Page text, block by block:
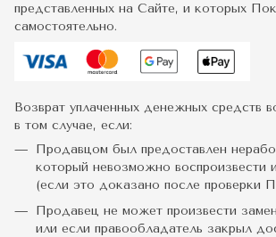
представленных на Сайте, и которых
самостоятельно.
Возврат уплаченных денежных средств
в том случае, если:
Продавцом был предоставлен
который невозможно воспроизвести
(если это доказано после проверки
Продавец не может произвести
или если правообладатель закрыл